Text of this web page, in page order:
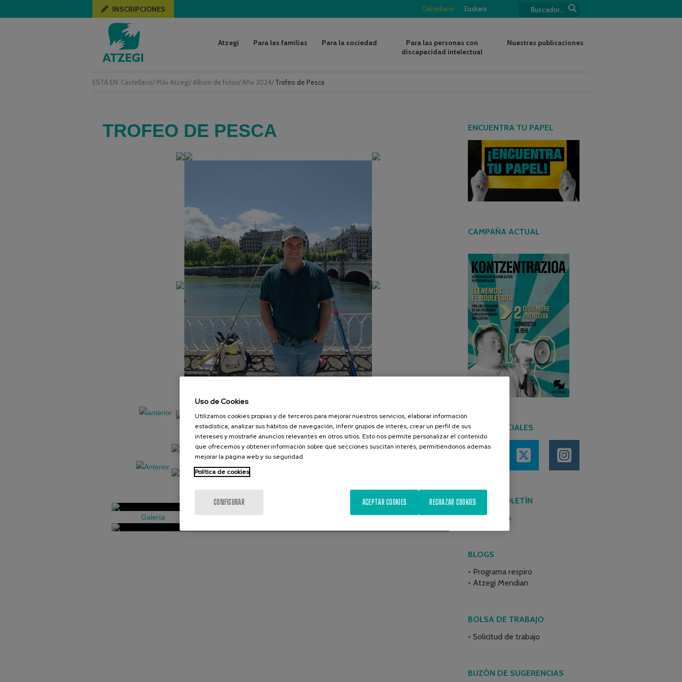
ESTÁ EN: Castellano/ Más Atzegi/ Album de fotos/ Año 2024/ Trofeo de Pesca
Castellano Euskara
INSCRIPCIONES
Atzegi Para las familias Para la sociedad
Para las personas con
discapacidad intelectual
Nuestras publicaciones
TROFEO DE PESCA
IMG_20240601_154857
Galería Presentación Diapositiva
ENCUENTRA TU PAPEL
CAMPAÑA ACTUAL
REDES SOCIALES
ÚLTIMO BOLETÍN
Junio 2026
BLOGS
Programa respiro
Atzegi Mendian
BOLSA DE TRABAJO
Solicitud de trabajo
BUZÓN DE SUGERENCIAS
Uso de Cookies
Utilizamos cookies propias y de terceros para mejorar nuestros servicios, elaborar información
estadística, analizar sus hábitos de navegación, inferir grupos de interés, crear un perfil de sus
intereses y mostrarle anuncios relevantes en otros sitios. Esto nos permite personalizar el contenido
que ofrecemos y obtener información sobre qué secciones suscitan interés, permitiéndonos además
mejorar la página web y su seguridad.
Política de cookies
CONFIGURAR RECHAZAR COOKIES
ACEPTAR COOKIES